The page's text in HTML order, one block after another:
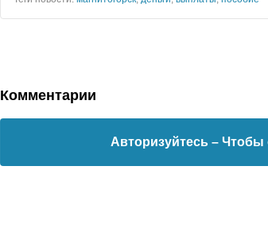
Комментарии
Авторизуйтесь – Чтобы